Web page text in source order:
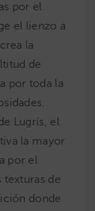
por el
el lienzo a
la
de
por toda la
Lugrís, el
la mayor
por el
de
donde